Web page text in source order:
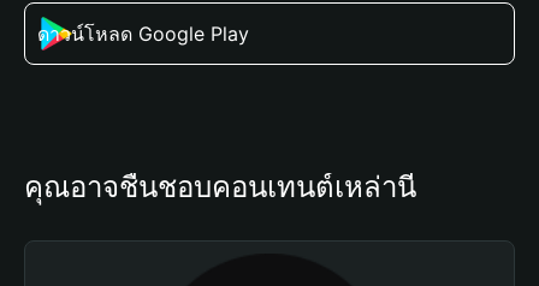
ดาวน์โหลด Google Play
คุณอาจชื่นชอบคอนเทนต์เหล่านี้